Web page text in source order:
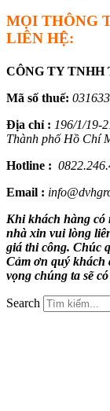
MỌI THÔNG
LIÊN HỆ:
CÔNG TY
Mã số thuế:
Địa chỉ : 196/1/19-
Thành phố Hồ Chí
Hotline :
Email :
Khi khách hàng có
nhà xin vui lòng
giá thi công. Chúc
Cảm ơn quý khách
vọng chúng ta sẽ
Search